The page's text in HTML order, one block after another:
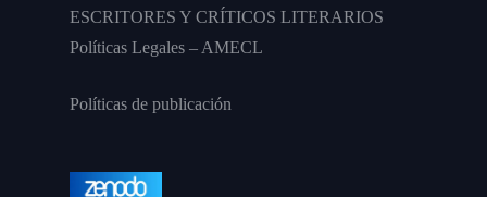
ESCRITORES Y CRÍTICOS LITERARIOS
Políticas Legales – AMECL
Políticas de publicación